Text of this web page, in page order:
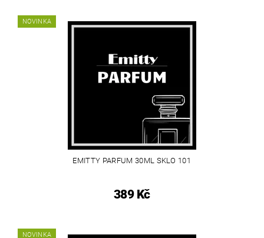
NOVINKA
EMITTY PARFUM 30ML SKLO 101
389 Kč
NOVINKA